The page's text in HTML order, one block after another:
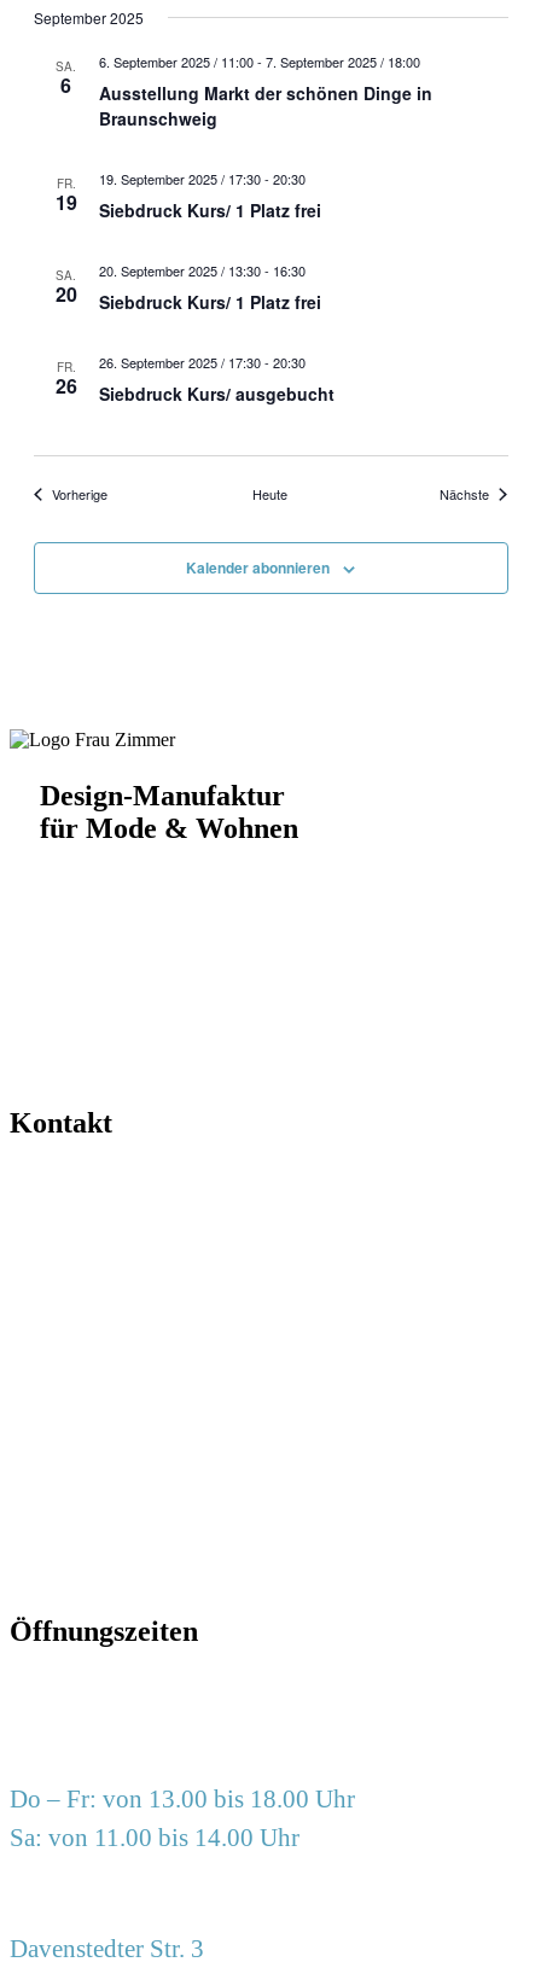
September 2025
SA.
6
6. September 2025 / 11:00- 7. September 2025 / 18:00
Ausstellung Markt der schönen Dinge in
Braunschweig
FR.
19
19. September 2025 / 17:30- 20:30
Siebdruck Kurs/ 1 Platz frei
SA.
20
20. September 2025 / 13:30- 16:30
Siebdruck Kurs/ 1 Platz frei
FR.
26
26. September 2025 / 17:30- 20:30
Siebdruck Kurs/ ausgebucht
VorherigeVeranstaltungen Heute Nächste
Kalender abonnieren
Design-Manufaktur
für Mode & Wohnen
Kontakt
Öffnungszeiten
Do – Fr: von 13.00 bis 18.00 Uhr
Sa: von 11.00 bis 14.00 Uhr
Davenstedter Str. 3